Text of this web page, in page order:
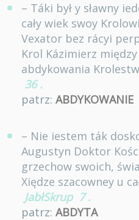
– Táki był y sławny
cały wiek swoy
Vexator bez rácyi
Krol Kázimierz
abdykowania
36 .
patrz: ABDYKOWANIE
– Nie iestem ták
Augustyn Doktor
grzechow swoich,
Xiędze szacowney u
JabłSkrup 7 .
patrz: ABDYTA